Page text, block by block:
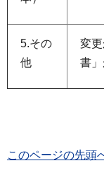
5.その
他
変
書」
このページの先頭